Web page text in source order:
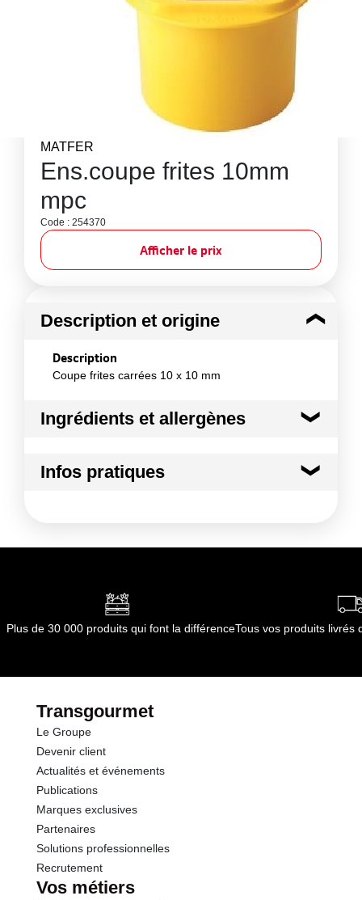
MATFER
Ens.coupe frites 10mm
mpc
Code : 254370
Afficher le prix
Description et origine
Description
Coupe frites carrées 10 x 10 mm
Ingrédients et allergènes
Matériau(x) : Polypropylène
Infos pratiques
Durée totale du produit :non applicable
Opérations
Plus de 30 000 produits qui font la différenceTous vos produits livrés
Transgourmet
Le Groupe
Devenir client
Actualités et événements
Publications
Marques exclusives
Partenaires
Solutions professionnelles
Recrutement
Vos métiers